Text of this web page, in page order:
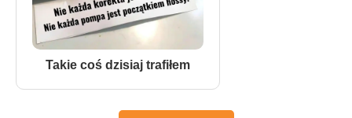
Takie coś dzisiaj trafiłem